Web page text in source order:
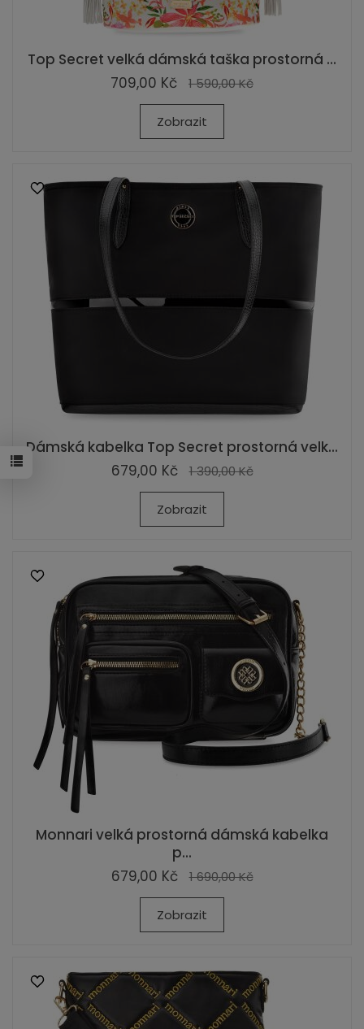
Top Secret velká dámská taška prostorná ...
709,00 Kč
1 590,00 Kč
Zobrazit
Dámská kabelka Top Secret prostorná velk...
679,00 Kč
1 390,00 Kč
Zobrazit
Monnari velká prostorná dámská kabelka
p...
679,00 Kč
1 690,00 Kč
Zobrazit